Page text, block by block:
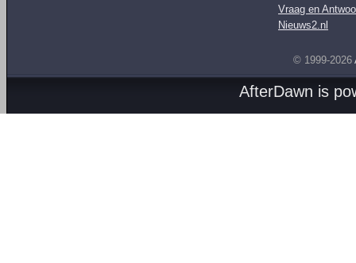
Vraag en
Nieuws2.nl
© 1999-2026
AfterDawn is